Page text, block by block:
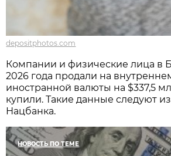
depositphotos.com
Компании и физические лица в
2026 года продали на
иностранной валюты на $337,5
купили. Такие данные следуют из
Нацбанка.
НОВОСТЬ ПО ТЕМЕ